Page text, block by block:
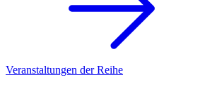
Veranstaltungen der Reihe